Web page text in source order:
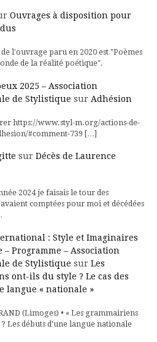
Ouvrages à disposition pour
l'ouvrage paru en 2020 est "Poèmes
de la réalité poétique".
2025 – Association
de Stylistique sur Adhésion
https://www.styl-m.org/actions-de-
#comment-739 […]
sur Décès de Laurence
2024 je faisais le tour des
comptées pour moi et décédées
: Style et Imaginaires
– Programme – Association
de Stylistique sur Les
ont-ils du style ? Le cas des
langue « nationale »
(Limoges) • « Les grammairiens
Les débuts d’une langue nationale